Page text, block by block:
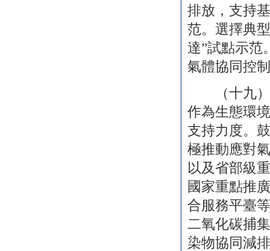
排放，支持
范。選擇典
達”試點示范
氣體協同控
（十九）
作為生態環
支持力度。
極推動應對
以及省部級
國家重點推
合服務平臺
二氧化碳捕
染物協同減